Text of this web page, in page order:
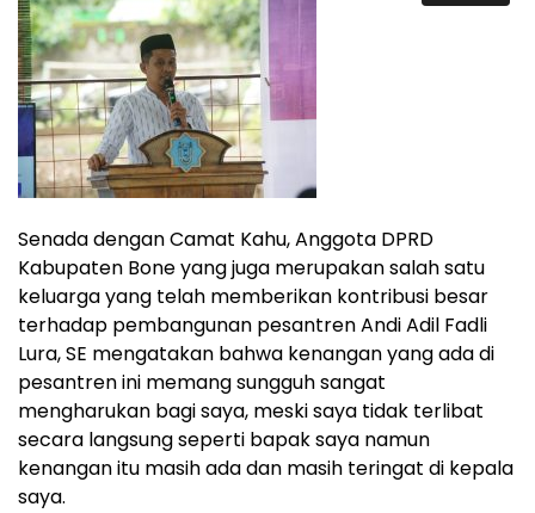
Senada dengan Camat Kahu, Anggota DPRD
Kabupaten Bone yang juga merupakan salah satu
keluarga yang telah memberikan kontribusi besar
terhadap pembangunan pesantren Andi Adil Fadli
Lura, SE mengatakan bahwa kenangan yang ada di
pesantren ini memang sungguh sangat
mengharukan bagi saya, meski saya tidak terlibat
secara langsung seperti bapak saya namun
kenangan itu masih ada dan masih teringat di kepala
saya.